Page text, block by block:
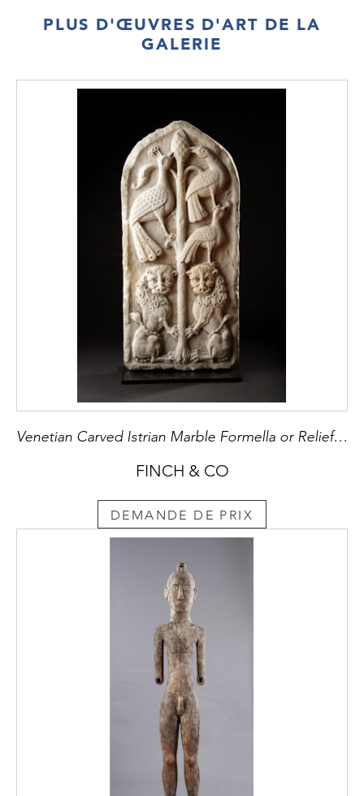
PLUS D'ŒUVRES D'ART DE LA
GALERIE
Venetian Carved Istrian Marble Formella or Relief Depicting the Tree of Life
FINCH & CO
DEMANDE DE PRIX